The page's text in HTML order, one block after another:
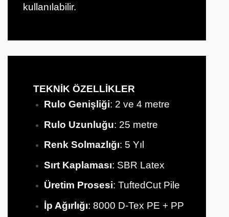
kullanılabilir.
TEKNİK ÖZELLİKLER
Rulo Genişliği: 2 ve 4 metre
Rulo Uzunluğu: 25 metre
Renk Solmazlığı: 5 Yıl
Sırt Kaplaması: SBR Latex
Üretim Prosesi: TuftedCut Pile
İp Ağırlığı: 8000 D-Tex PE + PP